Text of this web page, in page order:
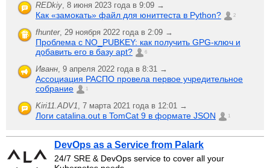
REDkiy, 8 июня 2023 года в 9:09 →
Как «замокать» файл для юниттеста в Python? 2
fhunter, 29 ноября 2022 года в 2:09 →
Проблема с NO_PUBKEY: как получить GPG-ключ и
добавить его в базу apt?
6
Иванн, 9 апреля 2022 года в 8:31 →
Ассоциация РАСПО провела первое учредительное
собрание
1
Kiri11.ADV1, 7 марта 2021 года в 12:01 →
Логи catalina.out в TomCat 9 в формате JSON 1
DevOps as a Service from Palark
24/7 SRE & DevOps service to cover all your